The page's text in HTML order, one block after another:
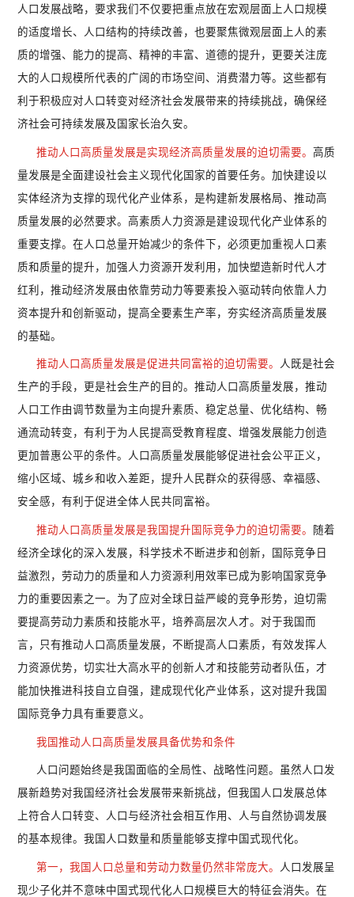
人口发展战略，要求我们不仅要把重点放在宏观层面上人口规模
的适度增长、人口结构的持续改善，也要聚焦微观层面上人的素
质的增强、能力的提高、精神的丰富、道德的提升，更要关注庞
大的人口规模所代表的广阔的市场空间、消费潜力等。这些都有
利于积极应对人口转变对经济社会发展带来的持续挑战，确保经
济社会可持续发展及国家长治久安。
推动人口高质量发展是实现经济高质量发展的迫切需要。高质
量发展是全面建设社会主义现代化国家的首要任务。加快建设以
实体经济为支撑的现代化产业体系，是构建新发展格局、推动高
质量发展的必然要求。高素质人力资源是建设现代化产业体系的
重要支撑。在人口总量开始减少的条件下，必须更加重视人口素
质和质量的提升，加强人力资源开发利用，加快塑造新时代人才
红利，推动经济发展由依靠劳动力等要素投入驱动转向依靠人力
资本提升和创新驱动，提高全要素生产率，夯实经济高质量发展
的基础。
推动人口高质量发展是促进共同富裕的迫切需要。 人既是社会
生产的手段，更是社会生产的目的。推动人口高质量发展，推动
人口工作由调节数量为主向提升素质、稳定总量、优化结构、畅
通流动转变，有利于为人民提高受教育程度、增强发展能力创造
更加普惠公平的条件。人口高质量发展能够促进社会公平正义，
缩小区域、城乡和收入差距，提升人民群众的获得感、幸福感、
安全感，有利于促进全体人民共同富裕。
推动人口高质量发展是我国提升国际竞争力的迫切需要。
随着
经济全球化的深入发展，科学技术不断进步和创新，国际竞争日
益激烈，劳动力的质量和人力资源利用效率已成为影响国家竞争
力的重要因素之一。为了应对全球日益严峻的竞争形势，迫切需
要提高劳动力素质和技能水平，培养高层次人才。对于我国而
言，只有推动人口高质量发展，不断提高人口素质，有效发挥人
力资源优势，切实壮大高水平的创新人才和技能劳动者队伍，才
能加快推进科技自立自强，建成现代化产业体系，这对提升我国
国际竞争力具有重要意义。
我国推动人口高质量发展具备优势和条件
人口问题始终是我国面临的全局性、战略性问题。虽然人口发
展新趋势对我国经济社会发展带来新挑战，但我国人口发展总体
上符合人口转变、人口与经济社会相互作用、人与自然协调发展
的基本规律。我国人口数量和质量能够支撑中国式现代化。
第一，我国人口总量和劳动力数量仍然非常庞大。
人口发展呈
现少子化并不意味中国式现代化人口规模巨大的特征会消失。在